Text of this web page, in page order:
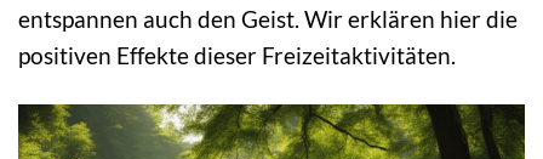
entspannen auch den Geist. Wir erklären hier die
positiven Effekte dieser Freizeitaktivitäten.